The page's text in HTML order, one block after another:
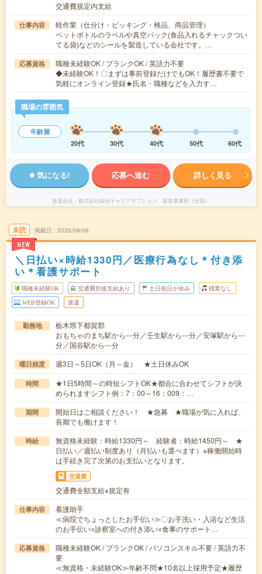
交通費規定内支給
仕事内容
軽作業（仕分け・ピッキング・検品、商品管理）
ペットボトルのラベルや真空パック(食品入れるチャックつい
てる袋)などのシールを製造している会社です。…
応募資格
職種未経験OK / ブランクOK / 英語力不要
◆未経験OK！〇まずは事前登録だけでもOK！履歴書不要で
気軽にオンライン登録★氏名・職種などを入力す…
職場の雰囲気
年齢層
20代
30代 40代 50代 60代
気になる! 応募へ進む 詳しく見る
派遣会社 株式会社綜合キャリアオプション 製造事業部（全国）
未読
NEW
掲載日 2026/08/06
＼日払い×時給1330円／医療行為なし＊付き添
い＊看護サポート
職種未経験OK 交通費別途支給あり 土日祝日が休み 残業なし
WEB登録OK 派遣
勤務地
栃木県下都賀郡
おもちゃのまち駅から---分／壬生駅から---分／安塚駅から---
分／国谷駅から---分
曜日頻度 週3日～5日OK（月～金） ★土日休みOK
時間
★1日5時間～の時短シフトOK★都合に合わせてシフトが決
められますシフト例：7：00～16：009：…
期間
開始日はご相談ください！ ★急募 ★職場が気に入れば、
長期でも働けます！
時給
無資格未経験：時給1330円～ 経験者：時給1450円～ ★
日払い／週払い制度あり（月払いも選べます）※稼働開始時
は手続き完了次第のお支払いとなります。
交通費
交通費全額支給※規定有
仕事内容
看護助手
≪病院でちょっとしたお手伝い≫〇お手洗い・入浴など生活
のお手伝い○診察室への付き添い○食事のサポート…
応募資格
職種未経験OK / ブランクOK / パソコンスキル不要 / 英語力不
要
≪無資格・未経験OK≫年齢不問★10名以上採用予定★履歴